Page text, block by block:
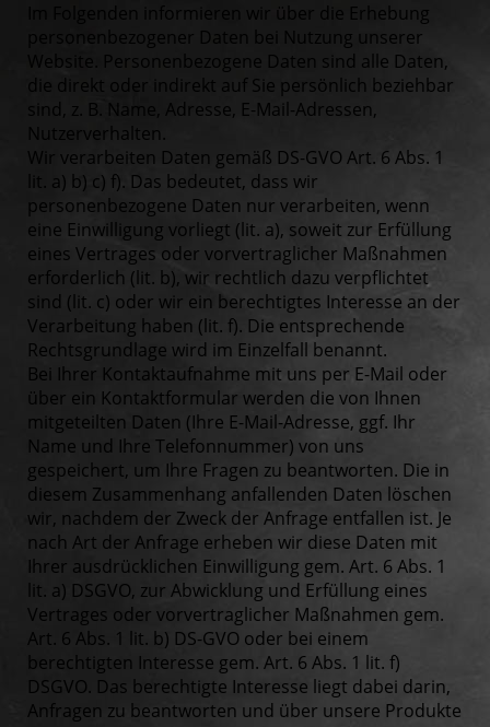
Im Folgenden informieren wir über die Erhebung
personenbezogener Daten bei Nutzung unserer
Website. Personenbezogene Daten sind alle Daten,
die direkt oder indirekt auf Sie persönlich beziehbar
sind, z. B. Name, Adresse, E-Mail-Adressen,
Nutzerverhalten.
Wir verarbeiten Daten gemäß DS-GVO Art. 6 Abs. 1
lit. a) b) c) f). Das bedeutet, dass wir
personenbezogene Daten nur verarbeiten, wenn
eine Einwilligung vorliegt (lit. a), soweit zur Erfüllung
eines Vertrages oder vorvertraglicher Maßnahmen
erforderlich (lit. b), wir rechtlich dazu verpflichtet
sind (lit. c) oder wir ein berechtigtes Interesse an der
Verarbeitung haben (lit. f). Die entsprechende
Rechtsgrundlage wird im Einzelfall benannt.
Bei Ihrer Kontaktaufnahme mit uns per E-Mail oder
über ein Kontaktformular werden die von Ihnen
mitgeteilten Daten (Ihre E-Mail-Adresse, ggf. Ihr
Name und Ihre Telefonnummer) von uns
gespeichert, um Ihre Fragen zu beantworten. Die in
diesem Zusammenhang anfallenden Daten löschen
wir, nachdem der Zweck der Anfrage entfallen ist. Je
nach Art der Anfrage erheben wir diese Daten mit
Ihrer ausdrücklichen Einwilligung gem. Art. 6 Abs. 1
lit. a) DSGVO, zur Abwicklung und Erfüllung eines
Vertrages oder vorvertraglicher Maßnahmen gem.
Art. 6 Abs. 1 lit. b) DS-GVO oder bei einem
berechtigten Interesse gem. Art. 6 Abs. 1 lit. f)
DSGVO. Das berechtigte Interesse liegt dabei darin,
Anfragen zu beantworten und über unsere Produkte